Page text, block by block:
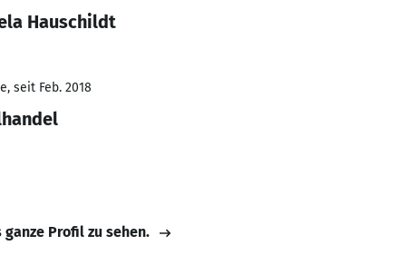
Hauschildt
seit Feb. 2018
ganze Profil zu sehen.